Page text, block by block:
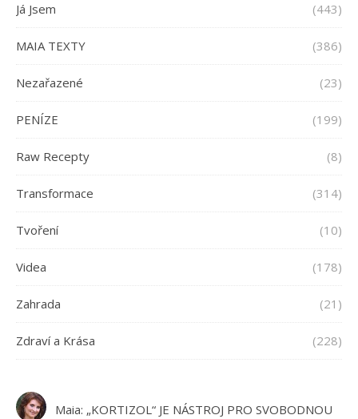
Já Jsem (443)
MAIA TEXTY (386)
Nezařazené (23)
PENÍZE (199)
Raw Recepty (8)
Transformace (314)
Tvoření (10)
Videa (178)
Zahrada (21)
Zdraví a Krása (228)
Maia: „KORTIZOL“ JE NÁSTROJ PRO SVOBODNOU